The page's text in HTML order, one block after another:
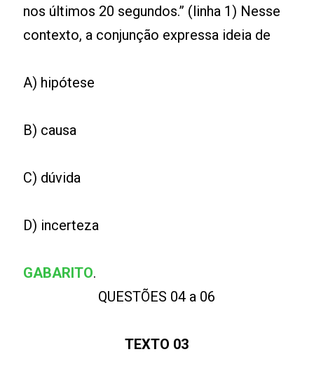
nos últimos 20 segundos.” (linha 1) Nesse
contexto, a conjunção expressa ideia de
A) hipótese
B) causa
C) dúvida
D) incerteza
GABARITO.
QUESTÕES 04 a 06
TEXTO 03